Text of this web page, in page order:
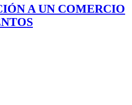
A UN COMERCIO